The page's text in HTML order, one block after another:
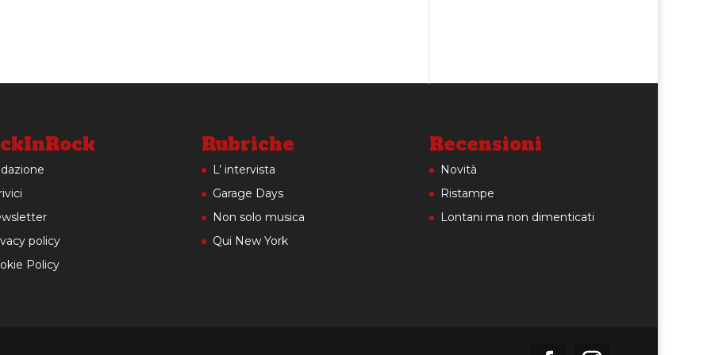
policy
Policy
Rubriche
L’ intervista
Garage Days
Non solo musica
Qui New York
Recensioni
Novità
Ristampe
Lontani ma non dimenticati